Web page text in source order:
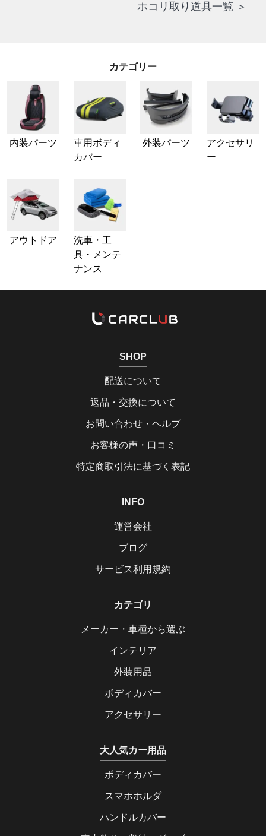
ホコリ取り道具一覧 ＞
カテゴリー
内装パーツ
車用ボディ
カバー
外装パーツ
アクセサリ
ー
アウトドア
洗車・工
具・メンテ
ナンス
SHOP
配送について
返品・交換について
お問い合わせ・ヘルプ
お客様の声・口コミ
特定商取引法に基づく表記
INFO
運営会社
ブログ
サービス利用規約
カテゴリ
メーカー・車種から選ぶ
インテリア
外装用品
ボディカバー
アクセサリー
大人気カー用品
ボディカバー
スマホホルダ
ハンドルカバー